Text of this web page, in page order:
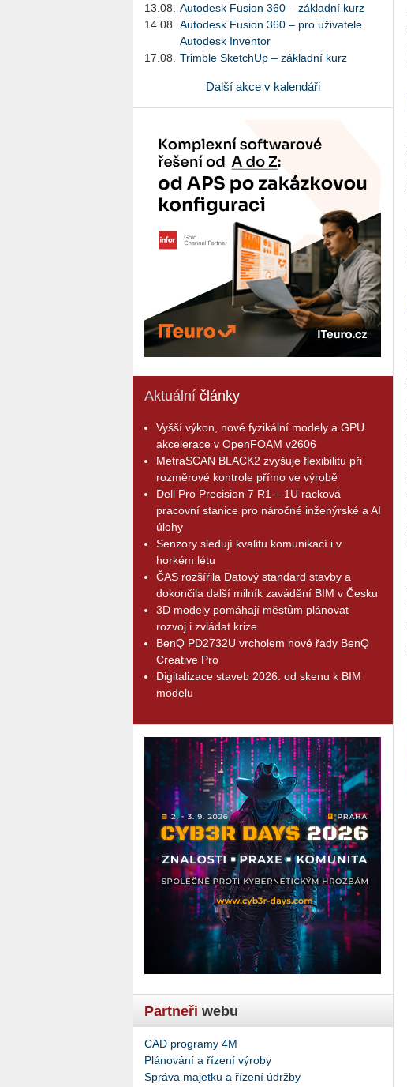
13.08.
Autodesk Fusion 360 – základní kurz
14.08.
Autodesk Fusion 360 – pro uživatele
Autodesk Inventor
17.08.
Trimble SketchUp – základní kurz
Další akce v kalendáři
Aktuální články
Vyšší výkon, nové fyzikální modely a GPU
akcelerace v OpenFOAM v2606
MetraSCAN BLACK2 zvyšuje flexibilitu při
rozměrové kontrole přímo ve výrobě
Dell Pro Precision 7 R1 – 1U racková
pracovní stanice pro náročné inženýrské a AI
úlohy
Senzory sledují kvalitu komunikací i v
horkém létu
ČAS rozšířila Datový standard stavby a
dokončila další milník zavádění BIM v Česku
3D modely pomáhají městům plánovat
rozvoj i zvládat krize
BenQ PD2732U vrcholem nové řady BenQ
Creative Pro
Digitalizace staveb 2026: od skenu k BIM
modelu
Partneři webu
CAD programy 4M
Plánování a řízení výroby
Správa majetku a řízení údržby